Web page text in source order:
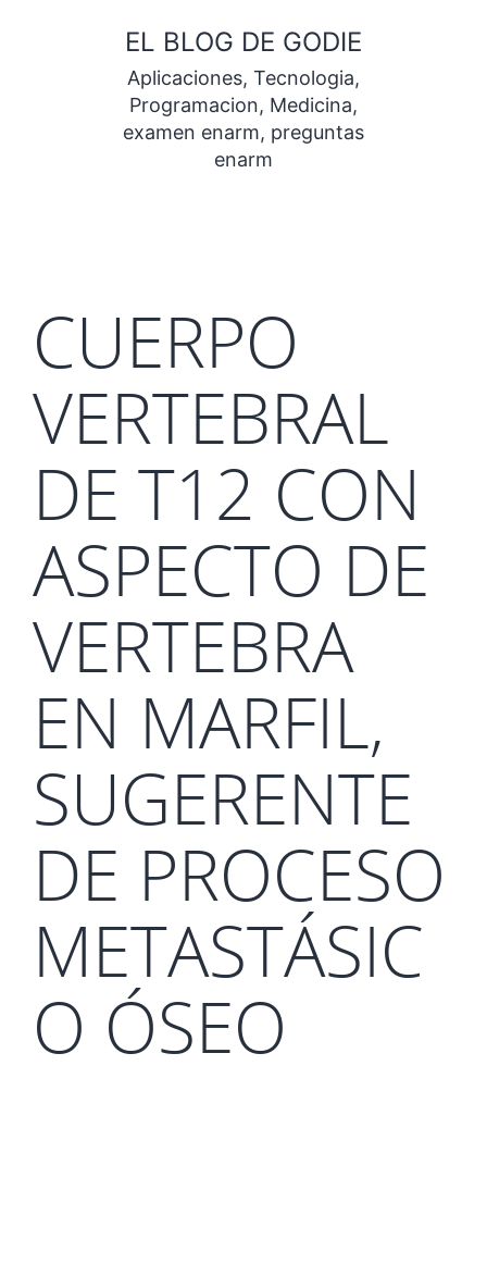
contenido
EL BLOG DE GODIE
Aplicaciones, Tecnologia,
Programacion, Medicina,
examen enarm, preguntas
enarm
CUERPO
VERTEBRAL
DE T12 CON
ASPECTO DE
VERTEBRA
EN MARFIL,
SUGERENTE
DE PROCESO
METASTÁSIC
O ÓSEO